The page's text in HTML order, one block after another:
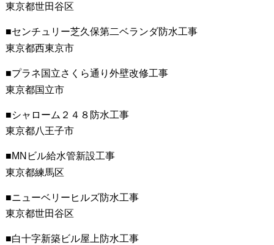
東京都世田谷区
センチュリー芝久保第二ベランダ防水工事
東京都西東京市
プラネ国立さくら通り外壁改修工事
東京都国立市
シャローム２４８防水工事
東京都八王子市
MNビル給水管新設工事
東京都練馬区
ニューベリーヒルズ防水工事
東京都世田谷区
白十字新築ビル屋上防水工事